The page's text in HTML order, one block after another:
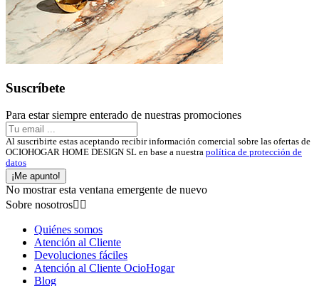
Suscríbete
Para estar siempre enterado de nuestras promociones
Al suscribirte estas aceptando recibir información comercial sobre las ofertas de
OCIOHOGAR HOME DESIGN SL en base a nuestra política de protección de
datos
¡Me apunto!
No mostrar esta ventana emergente de nuevo
Sobre nosotros 
Quiénes somos
Atención al Cliente
Devoluciones fáciles
Atención al Cliente OcioHogar
Blog